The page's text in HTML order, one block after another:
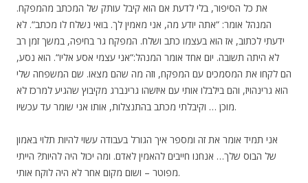
את כל הסיפור, בלי לדעת אם הוא קיבל עותק של המכתב מהמפקח.
המנהל אומר: “אתה יודע מה, אני מאמין לך. בואי נשלח לו מכתב“. לא
ידעתי לכתוב, אז הוא בעצמו כתב ושלח. המפקח גר בחיפה, במשך זמן רב
לא היתה תשובה. יום אחד אומר המנהל:“אני עצמי אסע אליו“. הוא נסע,
הם לקחו את המסמכים עם המפקח, וזה מה שהם מצאו. שם המשפחה שלי
הוא גרינהויז, והם בילבלו אותי עם איזשהו גרינברג מקיבוץ שהגיע למרכז לא
מוכן … וקיבלתי מכתב בהתנצלות, אותו אני שומר עד עכשיו.
אני תמיד אומר את זה ומספר איך הגורל בעבודה עשוי להיות תלוי באמון
של הבוס שלך… אנחנו חייבים להאמין לאדם. ומה יכול היה להיות? הייתי
מפוטר – ושום מקום אחר לא היה לוקח אותי.